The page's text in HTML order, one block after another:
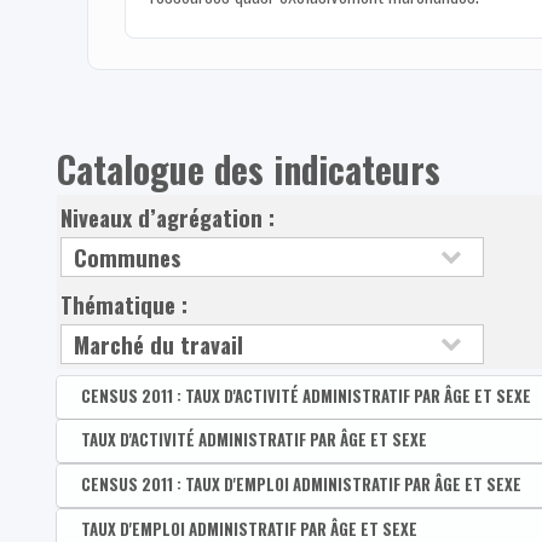
Catalogue des indicateurs
Niveaux d’agrégation :
Thématique :
CENSUS 2011 : TAUX D'ACTIVITÉ ADMINISTRATIF PAR ÂGE ET SEXE
Disponible par :Commune - Arrondissement - Province - Bassin EFE -
CENSUS 2011 : Taux d'activité administratif des 15-
CENSUS 2011 : Taux d'activité administratif des
TAUX D'ACTIVITÉ ADMINISTRATIF PAR ÂGE ET SEXE
Disponible par :Commune - Arrondissement - Province - Bassin EFE - Zone
Taux d'activité administratif des 15-64 ans
CENSUS 2011 : TAUX D'EMPLOI ADMINISTRATIF PAR ÂGE ET SEXE
Disponible par :Commune - Arrondissement - Province - Bassin EFE -
TAUX D'EMPLOI ADMINISTRATIF PAR ÂGE ET SEXE